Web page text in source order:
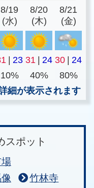
8/19
(水)
8/20
(木)
8/21
(金)
23 31 24 30
24
10% 40%
80%
細が表示されます
スポット
竹林寺